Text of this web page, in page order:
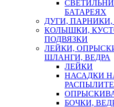
БАТАРЕЯХ
ДУГИ,
КОЛЫШКИ,
ПОДВЯЗКИ
ЛЕЙКИ,
ШЛАНГИ, ВЕДРА
ЛЕЙКИ
НАСАДКИ
БОЧКИ,